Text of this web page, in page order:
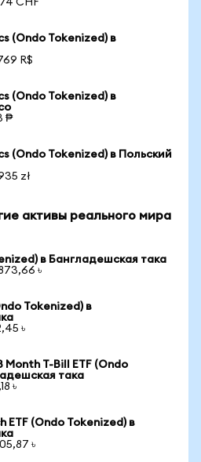
CHF
(Ondo Tokenized) в
R$
(Ondo Tokenized) в
₱
(Ondo Tokenized) в Польский
zł
активы реального мира
в Бангладешская така
৳
Tokenized) в
৳
Month T-Bill ETF (Ondo
така
৳
ETF (Ondo Tokenized) в
৳